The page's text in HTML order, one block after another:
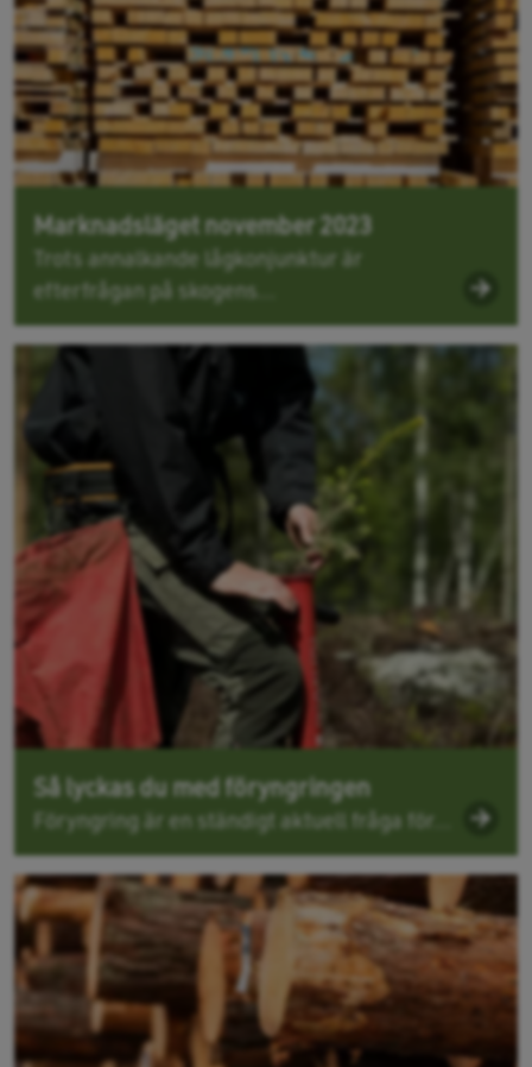
Marknadsläget november 2023
Trots annalkande lågkonjunktur är
efterfrågan på skogens...
Så lyckas du med föryngringen
Föryngring är en ständigt aktuell fråga för...